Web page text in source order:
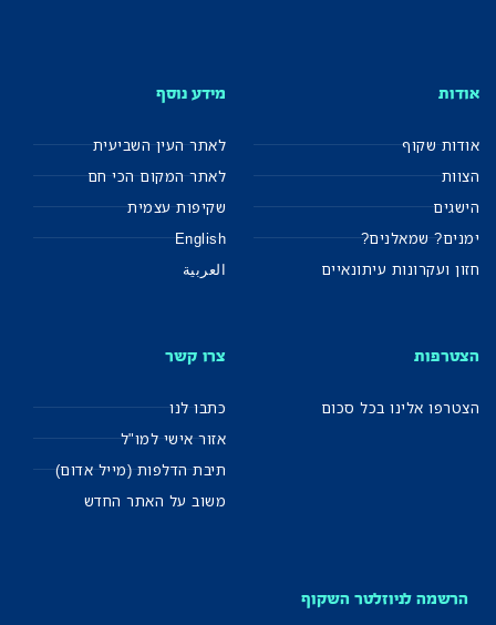
אודות
אודות שקוף
הצוות
הישגים
ימנים? שמאלנים?
חזון ועקרונות עיתונאיים
מידע נוסף
לאתר העין השביעית
לאתר המקום הכי חם
שקיפות עצמית
English
العربية
הצטרפות
הצטרפו אלינו בכל סכום
צרו קשר
כתבו לנו
אזור אישי למו"ל
תיבת הדלפות (מייל אדום)
משוב על האתר החדש
הרשמה לניוזלטר השקוף